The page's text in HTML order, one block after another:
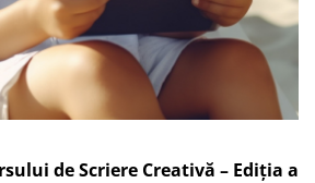
de Scriere Creativă – Ediția a